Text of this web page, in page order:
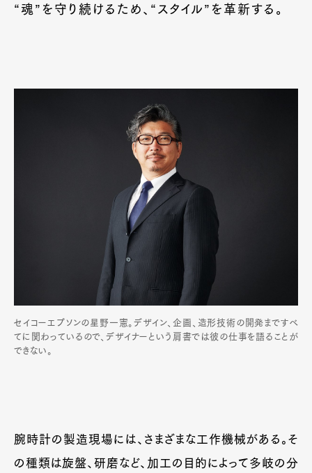
“魂”を守り続けるため、“スタイル”を革新する。
セイコーエプソンの星野一憲。デザイン、企画、造形技術の開発まですべ
てに関わっているので、デザイナーという肩書では彼の仕事を語ることが
できない。
腕時計の製造現場には、さまざまな工作機械がある。そ
の種類は旋盤、研磨など、加工の目的によって多岐の分